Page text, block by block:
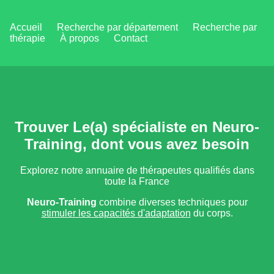
Accueil Recherche par département
Recherche par
thérapie
À propos Contact
Trouver Le(a) spécialiste en Neuro-
Training, dont vous avez besoin
Explorez notre annuaire de thérapeutes qualifiés dans
toute la France
Neuro-Training combine diverses techniques pour
stimuler les capacités d'adaptation du corps.